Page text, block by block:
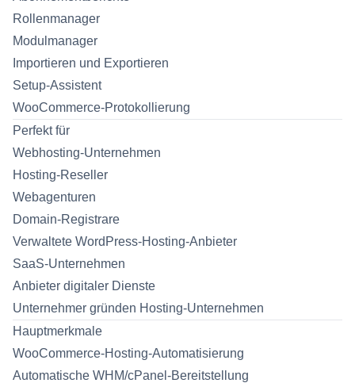
Rollenmanager
Modulmanager
Importieren und Exportieren
Setup-Assistent
WooCommerce-Protokollierung
Perfekt für
Webhosting-Unternehmen
Hosting-Reseller
Webagenturen
Domain-Registrare
Verwaltete WordPress-Hosting-Anbieter
SaaS-Unternehmen
Anbieter digitaler Dienste
Unternehmer gründen Hosting-Unternehmen
Hauptmerkmale
WooCommerce-Hosting-Automatisierung
Automatische WHM/cPanel-Bereitstellung